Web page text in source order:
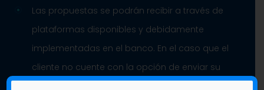
Las propuestas se podrán recibir a través de
plataformas disponibles y debidamente
implementadas en el banco. En el caso que el
cliente no cuente con la opción de enviar su